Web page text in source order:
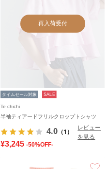
再入荷受付
タイムセール対象 SALE
Te chichi
半袖ティアードフリルクロップトシャツ
4.0 （1）
レビュー
を見る
¥3,245 -50%OFF-